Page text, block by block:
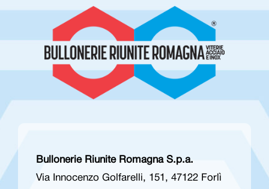
Bullonerie Riunite Romagna S.p.a.
Via Innocenzo Golfarelli, 151, 47122 Forlì